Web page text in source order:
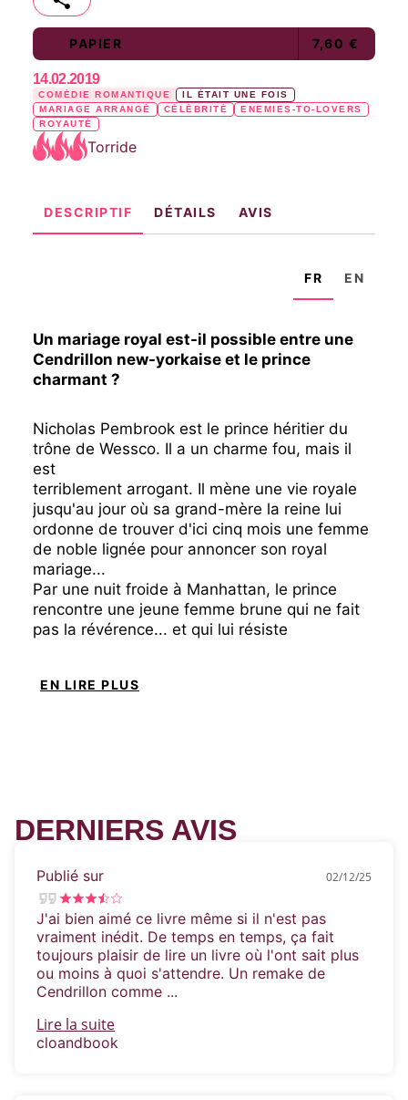
PAPIER 7,60 €
14.02.2019
COMÉDIE ROMANTIQUE
IL ÉTAIT UNE FOIS
MARIAGE ARRANGÉ
CÉLÉBRITÉ
ENEMIES-TO-LOVERS
ROYAUTÉ
Torride
DESCRIPTIF DÉTAILS AVIS
FR EN
Un mariage royal est-il possible entre une
Cendrillon new-yorkaise et le prince
charmant ?
Nicholas Pembrook est le prince héritier du
trône de Wessco. Il a un charme fou, mais il
est
terriblement arrogant. Il mène une vie royale
jusqu'au jour où sa grand-mère la reine lui
ordonne de trouver d'ici cinq mois une femme
de noble lignée pour annoncer son royal
mariage...
Par une nuit froide à Manhattan, le prince
rencontre une jeune femme brune qui ne fait
pas la révérence... et qui lui résiste
se fiche de la royauté et n'avait jamais
tombée depuis longtemps, la famille royale
trône...
EN LIRE PLUS
DERNIERS AVIS
Publié sur 02/12/25
J'ai bien aimé ce livre même si il n'est pas
vraiment inédit. De temps en temps, ça fait
toujours plaisir de lire un livre où l'ont sait plus
ou moins à quoi s'attendre. Un remake de
Cendrillon comme ...
Lire la suite
cloandbook